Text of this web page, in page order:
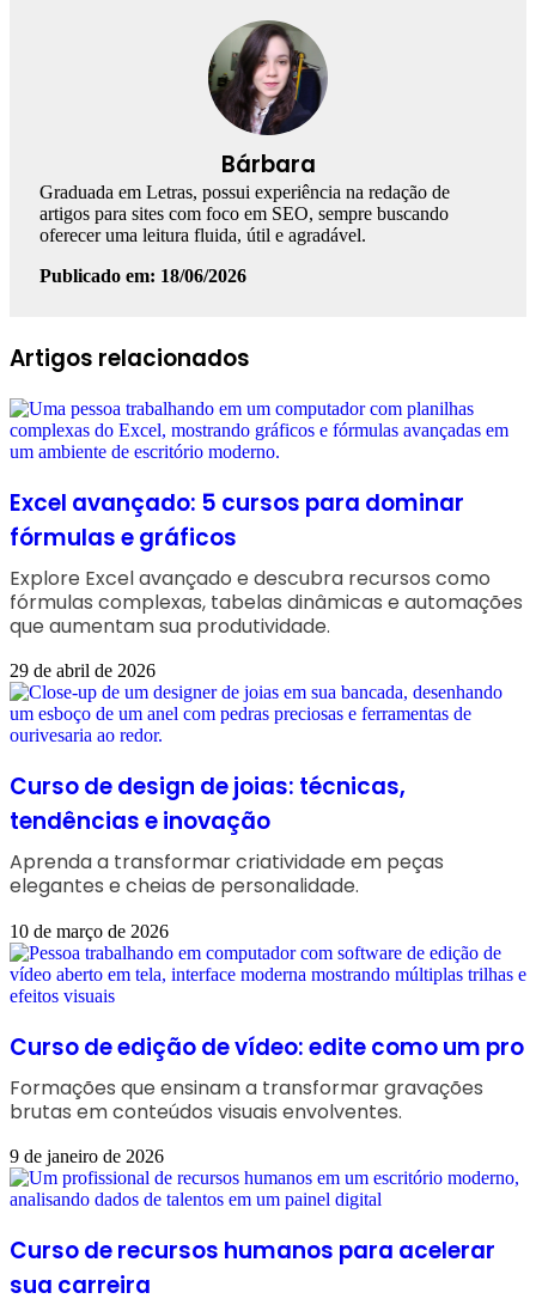
Bárbara
Graduada em Letras, possui experiência na redação de
artigos para sites com foco em SEO, sempre buscando
oferecer uma leitura fluida, útil e agradável.
Publicado em: 18/06/2026
Facebook
Linkedin
WhatsApp
Telegram
Artigos relacionados
Excel avançado: 5 cursos para dominar
fórmulas e gráficos
Explore Excel avançado e descubra recursos como
fórmulas complexas, tabelas dinâmicas e automações
que aumentam sua produtividade.
29 de abril de 2026
Curso de design de joias: técnicas,
tendências e inovação
Aprenda a transformar criatividade em peças
elegantes e cheias de personalidade.
10 de março de 2026
Curso de edição de vídeo: edite como um pro
Formações que ensinam a transformar gravações
brutas em conteúdos visuais envolventes.
9 de janeiro de 2026
Curso de recursos humanos para acelerar
sua carreira